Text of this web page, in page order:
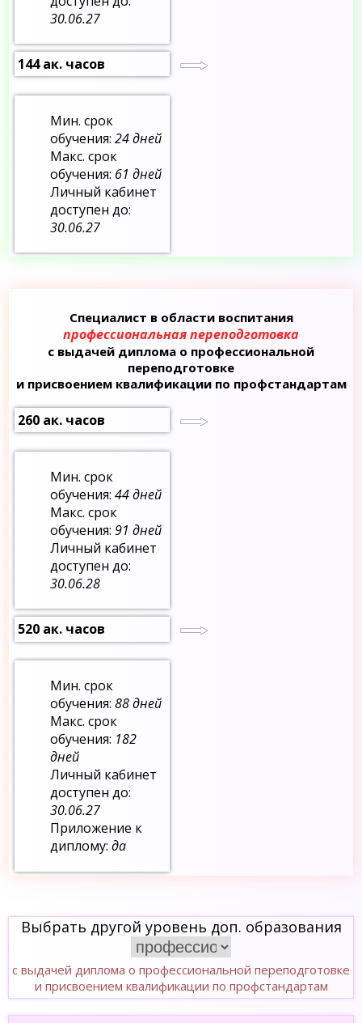
30.06.27
144 ак. часов
Мин. срок
обучения:24 дней
Макс. срок
обучения: 61 дней
Личный кабинет
доступен до:
30.06.27
Специалист в области воспитания
профессиональная переподготовка
с выдачей диплома о профессиональной
переподготовке
и присвоением квалификации по профстандартам
260 ак. часов
Мин. срок
обучения:44 дней
Макс. срок
обучения:91 дней
Личный кабинет
доступен до:
30.06.28
520 ак. часов
Мин. срок
обучения:88 дней
Макс. срок
обучения: 182
дней
Личный кабинет
доступен до:
30.06.27
Приложение к
диплому:да
Выбрать другой уровень доп. образования
с выдачей диплома о профессиональной переподготовке
и присвоением квалификации по профстандартам